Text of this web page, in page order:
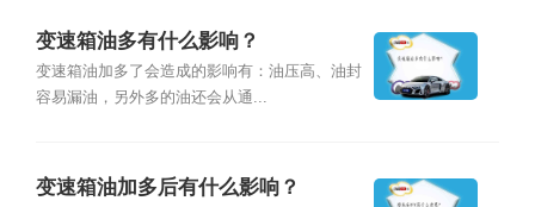
变速箱油多有什么影响？
变速箱油加多了会造成的影响有：油压高、油封
容易漏油，另外多的油还会从通...
变速箱油加多后有什么影响？